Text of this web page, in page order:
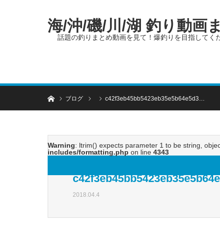
海/沖/磯/川/湖 釣り動画
話題の釣りまとめ動画を見て！爆釣りを目指してく
ホームブログ c42f3eb45bb5423eb35e5b64e5d3…
Warning: ltrim() expects parameter 1 to be string,
includes/formatting.php on line 4343
2018.04.4